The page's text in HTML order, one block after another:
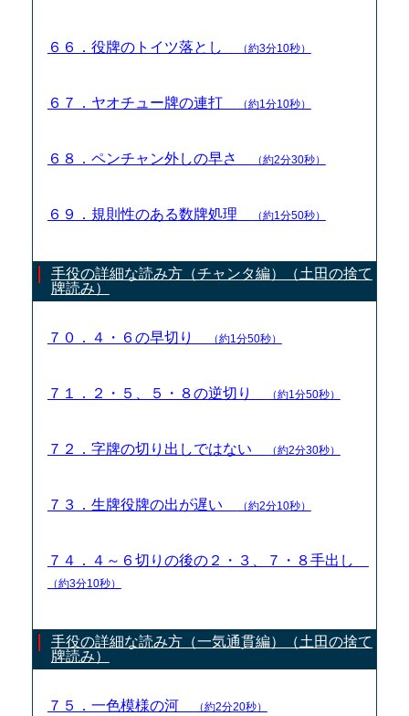
６６．役牌のトイツ落とし （約3分10秒）
６７．ヤオチュー牌の連打 （約1分10秒）
６８．ペンチャン外しの早さ （約2分30秒）
６９．規則性のある数牌処理 （約1分50秒）
手役の詳細な読み方（チャンタ編）（土田の捨て
牌読み）
７０．４・６の早切り （約1分50秒）
７１．２・５、５・８の逆切り （約1分50秒）
７２．字牌の切り出しではない （約2分30秒）
７３．生牌役牌の出が遅い （約2分10秒）
７４．４～６切りの後の２・３、７・８手出し
（約3分10秒）
手役の詳細な読み方（一気通貫編）（土田の捨て
牌読み）
７５．一色模様の河 （約2分20秒）